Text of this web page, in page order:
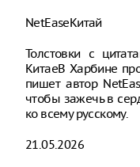
NetEaseКитай
Толстовки с
КитаеВ Харбине
пишет автор
чтобы зажечь в
ко всему русскому.
21.05.2026